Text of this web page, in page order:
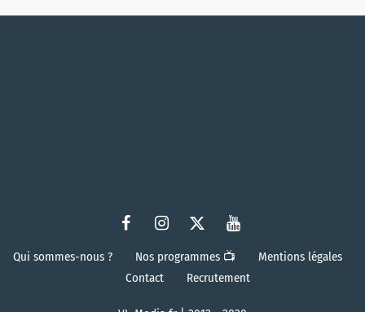
Qui sommes-nous ? Nos programmes 📺
Mentions légales
Contact
Recrutement